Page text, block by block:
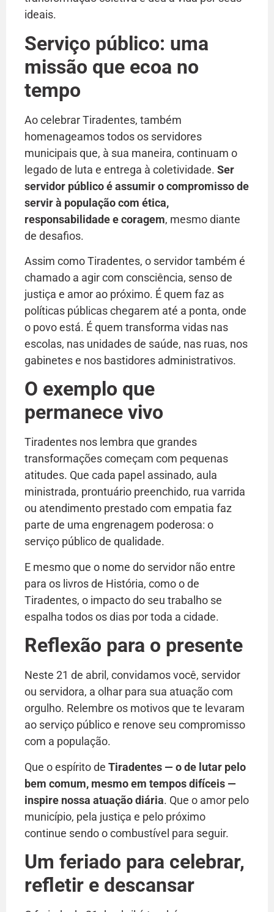
ideais.
Serviço público: uma
missão que ecoa no
tempo
Ao celebrar Tiradentes, também
homenageamos todos os servidores
municipais que, à sua maneira, continuam o
legado de luta e entrega à coletividade. Ser
servidor público é assumir o compromisso de
servir à população com ética,
responsabilidade e coragem, mesmo diante
de desafios.
Assim como Tiradentes, o servidor também é
chamado a agir com consciência, senso de
justiça e amor ao próximo. É quem faz as
políticas públicas chegarem até a ponta, onde
o povo está. É quem transforma vidas nas
escolas, nas unidades de saúde, nas ruas, nos
gabinetes e nos bastidores administrativos.
O exemplo que
permanece vivo
Tiradentes nos lembra que grandes
transformações começam com pequenas
atitudes. Que cada papel assinado, aula
ministrada, prontuário preenchido, rua varrida
ou atendimento prestado com empatia faz
parte de uma engrenagem poderosa: o
serviço público de qualidade.
E mesmo que o nome do servidor não entre
para os livros de História, como o de
Tiradentes, o impacto do seu trabalho se
espalha todos os dias por toda a cidade.
Reflexão para o presente
Neste 21 de abril, convidamos você, servidor
ou servidora, a olhar para sua atuação com
orgulho. Relembre os motivos que te levaram
ao serviço público e renove seu compromisso
com a população.
Que o espírito de Tiradentes — o de lutar pelo
bem comum, mesmo em tempos difíceis —
inspire nossa atuação diária. Que o amor pelo
município, pela justiça e pelo próximo
continue sendo o combustível para seguir.
Um feriado para celebrar,
refletir e descansar